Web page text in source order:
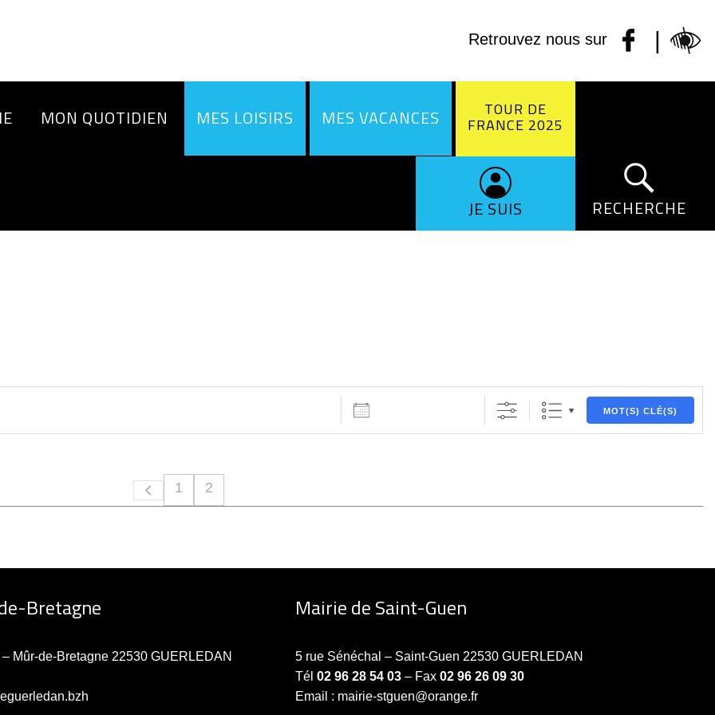
Retrouvez nous sur |
MON QUOTIDIEN MES LOISIRS MES VACANCES TOUR DE
FRANCE 2025
JE SUIS RECHERCHE
MOT(S) CLÉ(S)
1 2
Bretagne
Mûr-de-Bretagne 22530 GUERLEDAN
Mairie de Saint-Guen
5 rue Sénéchal – Saint-Guen 22530 GUERLEDAN
Tél02 96 28 54 03 – Fax02 96 26 09 30
Email : mairie-stguen@orange.fr